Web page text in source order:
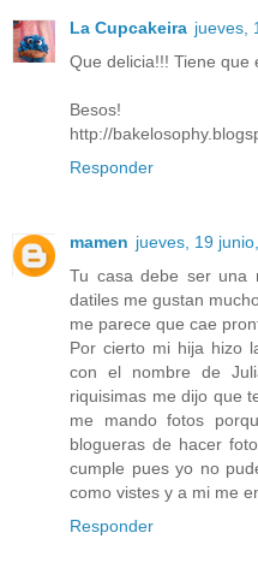
La Cupcakeira jueves,
Que delicia!!! Tiene que
Besos!
http://
Responder
mamen jueves, 19
Tu casa debe ser una
datiles me gustan
me parece que cae
Por cierto mi hija hizo
con el nombre de
riquisimas me dijo que
me mando fotos
blogueras de hacer
cumple pues yo no
como vistes y a mi me
Responder